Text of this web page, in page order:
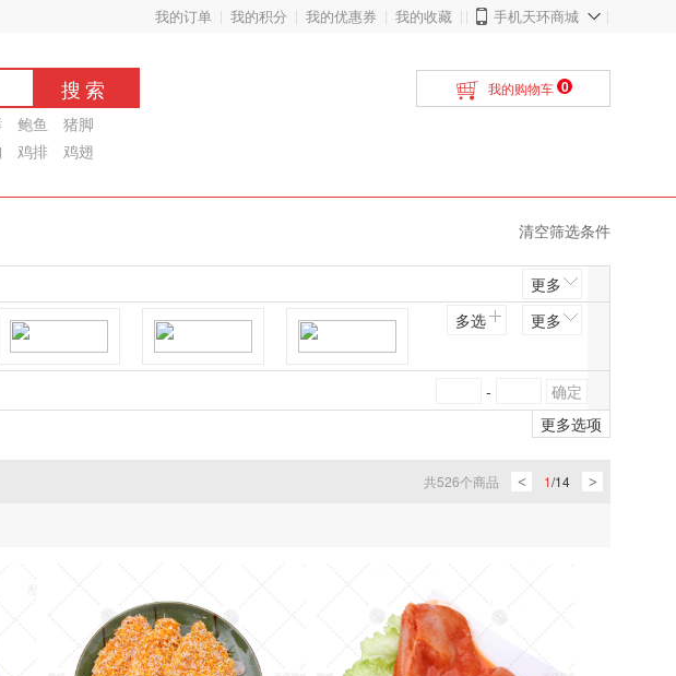
我的订单 我的积分 我的优惠券 我的收藏 手机天环商城
搜索
鲍鱼
猪脚
鸡排
鸡翅
我的购物车 0
清空筛选条件
更多
金锣 九联 千味央厨
厨多多
田中禾 锦盛香 圣农
多选 更多
-
更多选项
共526个商品 < 1/14 >